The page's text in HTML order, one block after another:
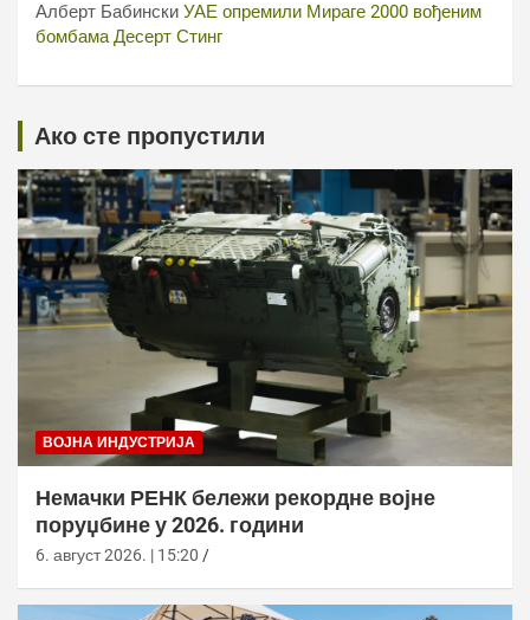
Алберт Бабински УАЕ опремили Мираге 2000 вођеним
бомбама Десерт Стинг
Ако сте пропустили
ВОЈНА ИНДУСТРИЈА
Немачки РЕНК бележи рекордне војне
поруџбине у 2026. години
6. август 2026. | 15:20